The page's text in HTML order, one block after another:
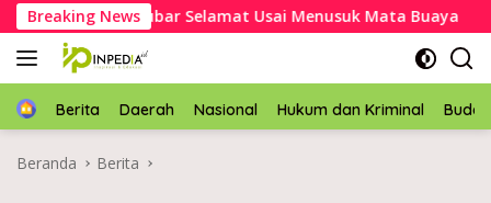
Langsung
ke
konten
Breaking News
Asal Mubar Selamat Usai Menusuk Mata Buaya
HomeBerita Daerah Nasional Hukum dan Kriminal
Beranda Berita